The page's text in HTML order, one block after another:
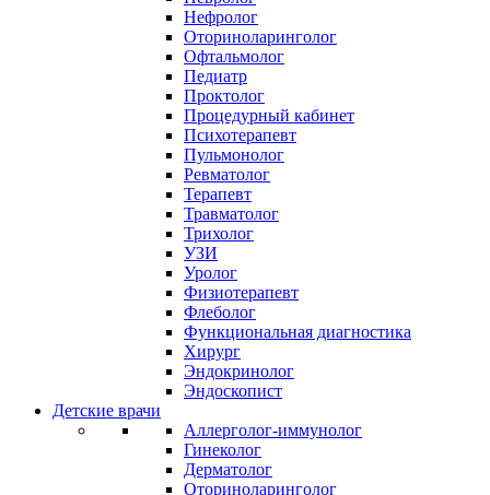
Нефролог
Оториноларинголог
Офтальмолог
Педиатр
Проктолог
Процедурный кабинет
Психотерапевт
Пульмонолог
Ревматолог
Терапевт
Травматолог
Трихолог
УЗИ
Уролог
Физиотерапевт
Флеболог
Функциональная диагностика
Хирург
Эндокринолог
Эндоскопист
Детские врачи
Аллерголог-иммунолог
Гинеколог
Дерматолог
Оториноларинголог